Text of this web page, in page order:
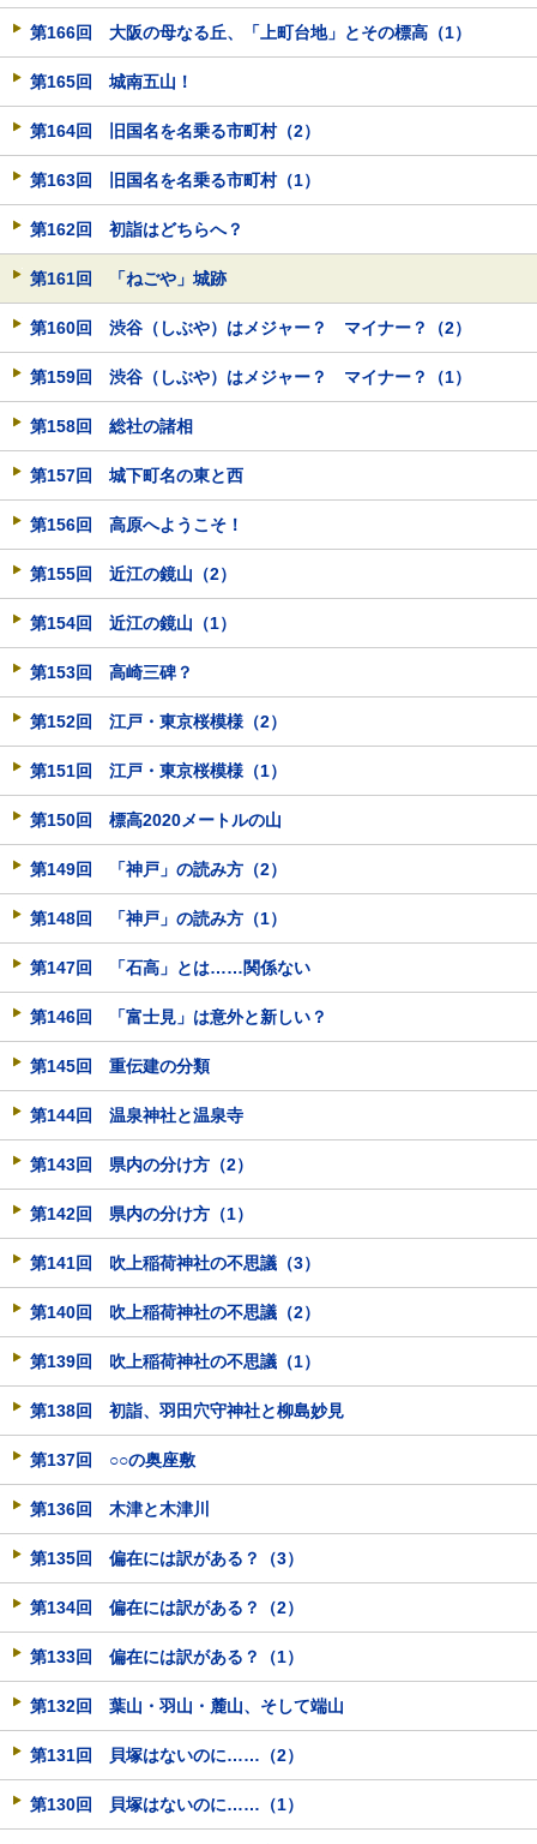
第166回 大阪の母なる丘、「上町台地」とその標高（1）
第165回 城南五山！
第164回 旧国名を名乗る市町村（2）
第163回 旧国名を名乗る市町村（1）
第162回 初詣はどちらへ？
第161回 「ねごや」城跡
第160回 渋谷（しぶや）はメジャー？ マイナー？（2）
第159回 渋谷（しぶや）はメジャー？ マイナー？（1）
第158回 総社の諸相
第157回 城下町名の東と西
第156回 高原へようこそ！
第155回 近江の鏡山（2）
第154回 近江の鏡山（1）
第153回 高崎三碑？
第152回 江戸・東京桜模様（2）
第151回 江戸・東京桜模様（1）
第150回 標高2020メートルの山
第149回 「神戸」の読み方（2）
第148回 「神戸」の読み方（1）
第147回 「石高」とは……関係ない
第146回 「富士見」は意外と新しい？
第145回 重伝建の分類
第144回 温泉神社と温泉寺
第143回 県内の分け方（2）
第142回 県内の分け方（1）
第141回 吹上稲荷神社の不思議（3）
第140回 吹上稲荷神社の不思議（2）
第139回 吹上稲荷神社の不思議（1）
第138回 初詣、羽田穴守神社と柳島妙見
第137回 ○○の奥座敷
第136回 木津と木津川
第135回 偏在には訳がある？（3）
第134回 偏在には訳がある？（2）
第133回 偏在には訳がある？（1）
第132回 葉山・羽山・麓山、そして端山
第131回 貝塚はないのに……（2）
第130回 貝塚はないのに……（1）